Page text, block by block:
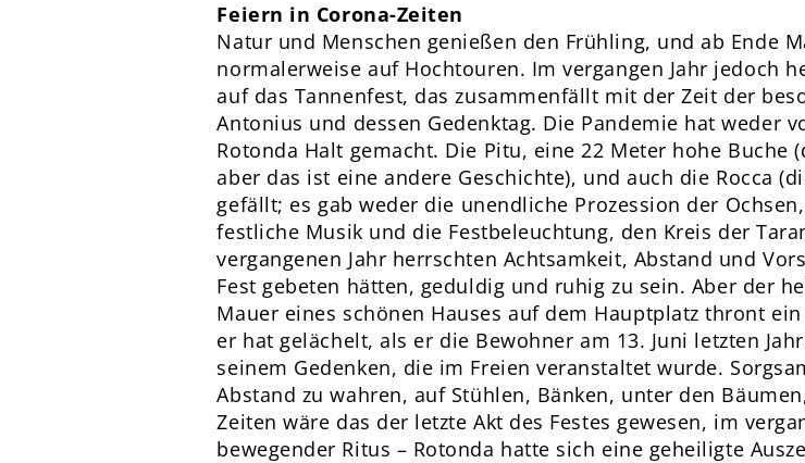
Feiern in Corona-Zeiten
Natur und Menschen genießen den Frühling, und ab Ende
normalerweise auf Hochtouren. Im vergangen Jahr jedoch
auf das Tannenfest, das zusammenfällt mit der Zeit der
Antonius und dessen Gedenktag. Die Pandemie hat weder
Rotonda Halt gemacht. Die Pitu, eine 22 Meter hohe Buche
aber das ist eine andere Geschichte), und auch die Rocca
gefällt; es gab weder die unendliche Prozession der
festliche Musik und die Festbeleuchtung, den Kreis der
vergangenen Jahr herrschten Achtsamkeit, Abstand und
Fest gebeten hätten, geduldig und ruhig zu sein. Aber der
Mauer eines schönen Hauses auf dem Hauptplatz thront
er hat gelächelt, als er die Bewohner am 13. Juni letzten
seinem Gedenken, die im Freien veranstaltet wurde.
Abstand zu wahren, auf Stühlen, Bänken, unter den
Zeiten wäre das der letzte Akt des Festes gewesen, im
bewegender Ritus – Rotonda hatte sich eine geheiligte